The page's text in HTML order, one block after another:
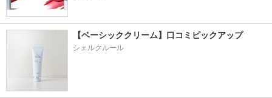
マンズバランス
ディーズ
5.5
1198件
スキンフード
5.8
355件
【ベーシッククリーム】口コミピックアップ
シェルクルール